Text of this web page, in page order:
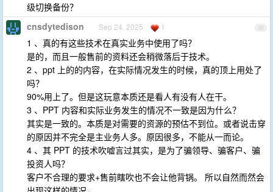
级切换备份？
30
cnsdytedison Sep 24, 2025 1
1 、真的有这些技术在真实业务中使用了吗？
是的，而且一般售前的资料还会稍微落后于技术。
2 、ppt 上的的内容，在实际情况发生的时候，真的顶上用处了
吗？
90%用上了。但是这玩意本质还是看人有没有人在干。
3 、PPT 内容和实际业务发生的情况不一致是因为什么？
其实是一致的。本质是对需要的资源的预估不到位。或者说击穿
的原因并不完全是主业务人多。原因很多，不能从一而论。
4 、其 PPT 的技术吹嘘言过其实，是为了骗领导、骗客户、骗
投资人吗？
客户不合理的要求+售前瞎吹也不会让他背锅。 所以自然而然会